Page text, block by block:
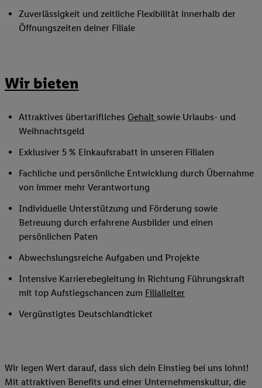
Zuverlässigkeit und zeitliche Flexibilität innerhalb der
Öffnungszeiten deiner Filiale
Wir bieten
Attraktives übertarifliches Gehalt sowie Urlaubs- und
Weihnachtsgeld
Exklusiver 5 % Einkaufsrabatt in unseren Filialen
Fachliche und persönliche Entwicklung durch Übernahme
von immer mehr Verantwortung
Individuelle Unterstützung und Förderung sowie
Betreuung durch erfahrene Ausbilder und einen
persönlichen Paten
Abwechslungsreiche Aufgaben und Projekte
Intensive Karrierebegleitung in Richtung Führungskraft
mit top Aufstiegschancen zum Filialleiter
Vergünstigtes Deutschlandticket
Wir legen Wert darauf, dass sich dein Einstieg bei uns lohnt!
Mit attraktiven Benefits und einer Unternehmenskultur, die